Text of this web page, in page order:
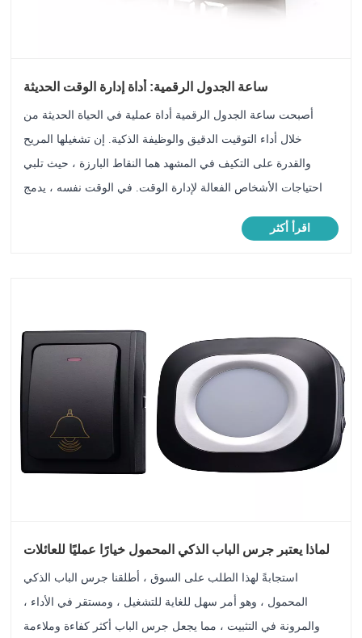
ساعة الجدول الرقمية: أداة إدارة الوقت الحديثة
أصبحت ساعة الجدول الرقمية أداة عملية في الحياة الحديثة من
خلال أداء التوقيت الدقيق والوظيفة الذكية. إن تشغيلها المريح
والقدرة على التكيف في المشهد هما النقاط البارزة ، حيث تلبي
احتياجات الأشخاص الفعالة لإدارة الوقت. في الوقت نفسه ، يدمج
اقرأ أكثر
لماذا يعتبر جرس الباب الذكي المحمول خيارًا عمليًا للعائلات
استجابةً لهذا الطلب على السوق ، أطلقنا جرس الباب الذكي
المحمول ، وهو أمر سهل للغاية للتشغيل ، ومستقر في الأداء ،
والمرونة في التثبيت ، مما يجعل جرس الباب أكثر كفاءة وملاءمة